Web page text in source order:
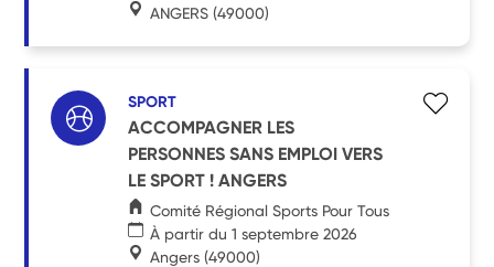
ANGERS (49000)
SPORT
ACCOMPAGNER LES
PERSONNES SANS EMPLOI VERS
LE SPORT ! ANGERS
Comité Régional Sports Pour Tous
À partir du 1 septembre 2026
Angers (49000)